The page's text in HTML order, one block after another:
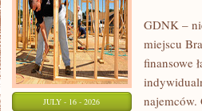
JULY - 16 - 2026
GDNK –
miejscu
finansowe